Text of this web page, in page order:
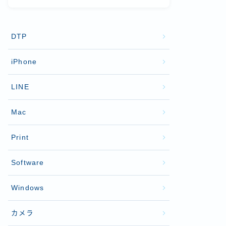
DTP
iPhone
LINE
Mac
Print
Software
Windows
カメラ